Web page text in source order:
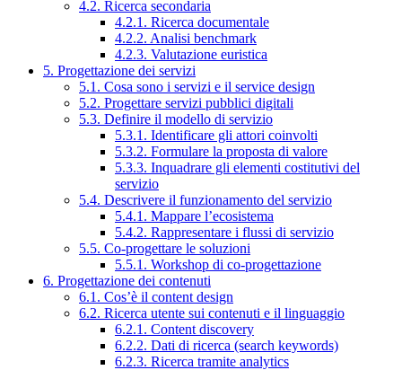
4.2. Ricerca secondaria
4.2.1. Ricerca documentale
4.2.2. Analisi benchmark
4.2.3. Valutazione euristica
5. Progettazione dei servizi
5.1. Cosa sono i servizi e il service design
5.2. Progettare servizi pubblici digitali
5.3. Definire il modello di servizio
5.3.1. Identificare gli attori coinvolti
5.3.2. Formulare la proposta di valore
5.3.3. Inquadrare gli elementi costitutivi del
servizio
5.4. Descrivere il funzionamento del servizio
5.4.1. Mappare l’ecosistema
5.4.2. Rappresentare i flussi di servizio
5.5. Co-progettare le soluzioni
5.5.1. Workshop di co-progettazione
6. Progettazione dei contenuti
6.1. Cos’è il content design
6.2. Ricerca utente sui contenuti e il linguaggio
6.2.1. Content discovery
6.2.2. Dati di ricerca (search keywords)
6.2.3. Ricerca tramite analytics